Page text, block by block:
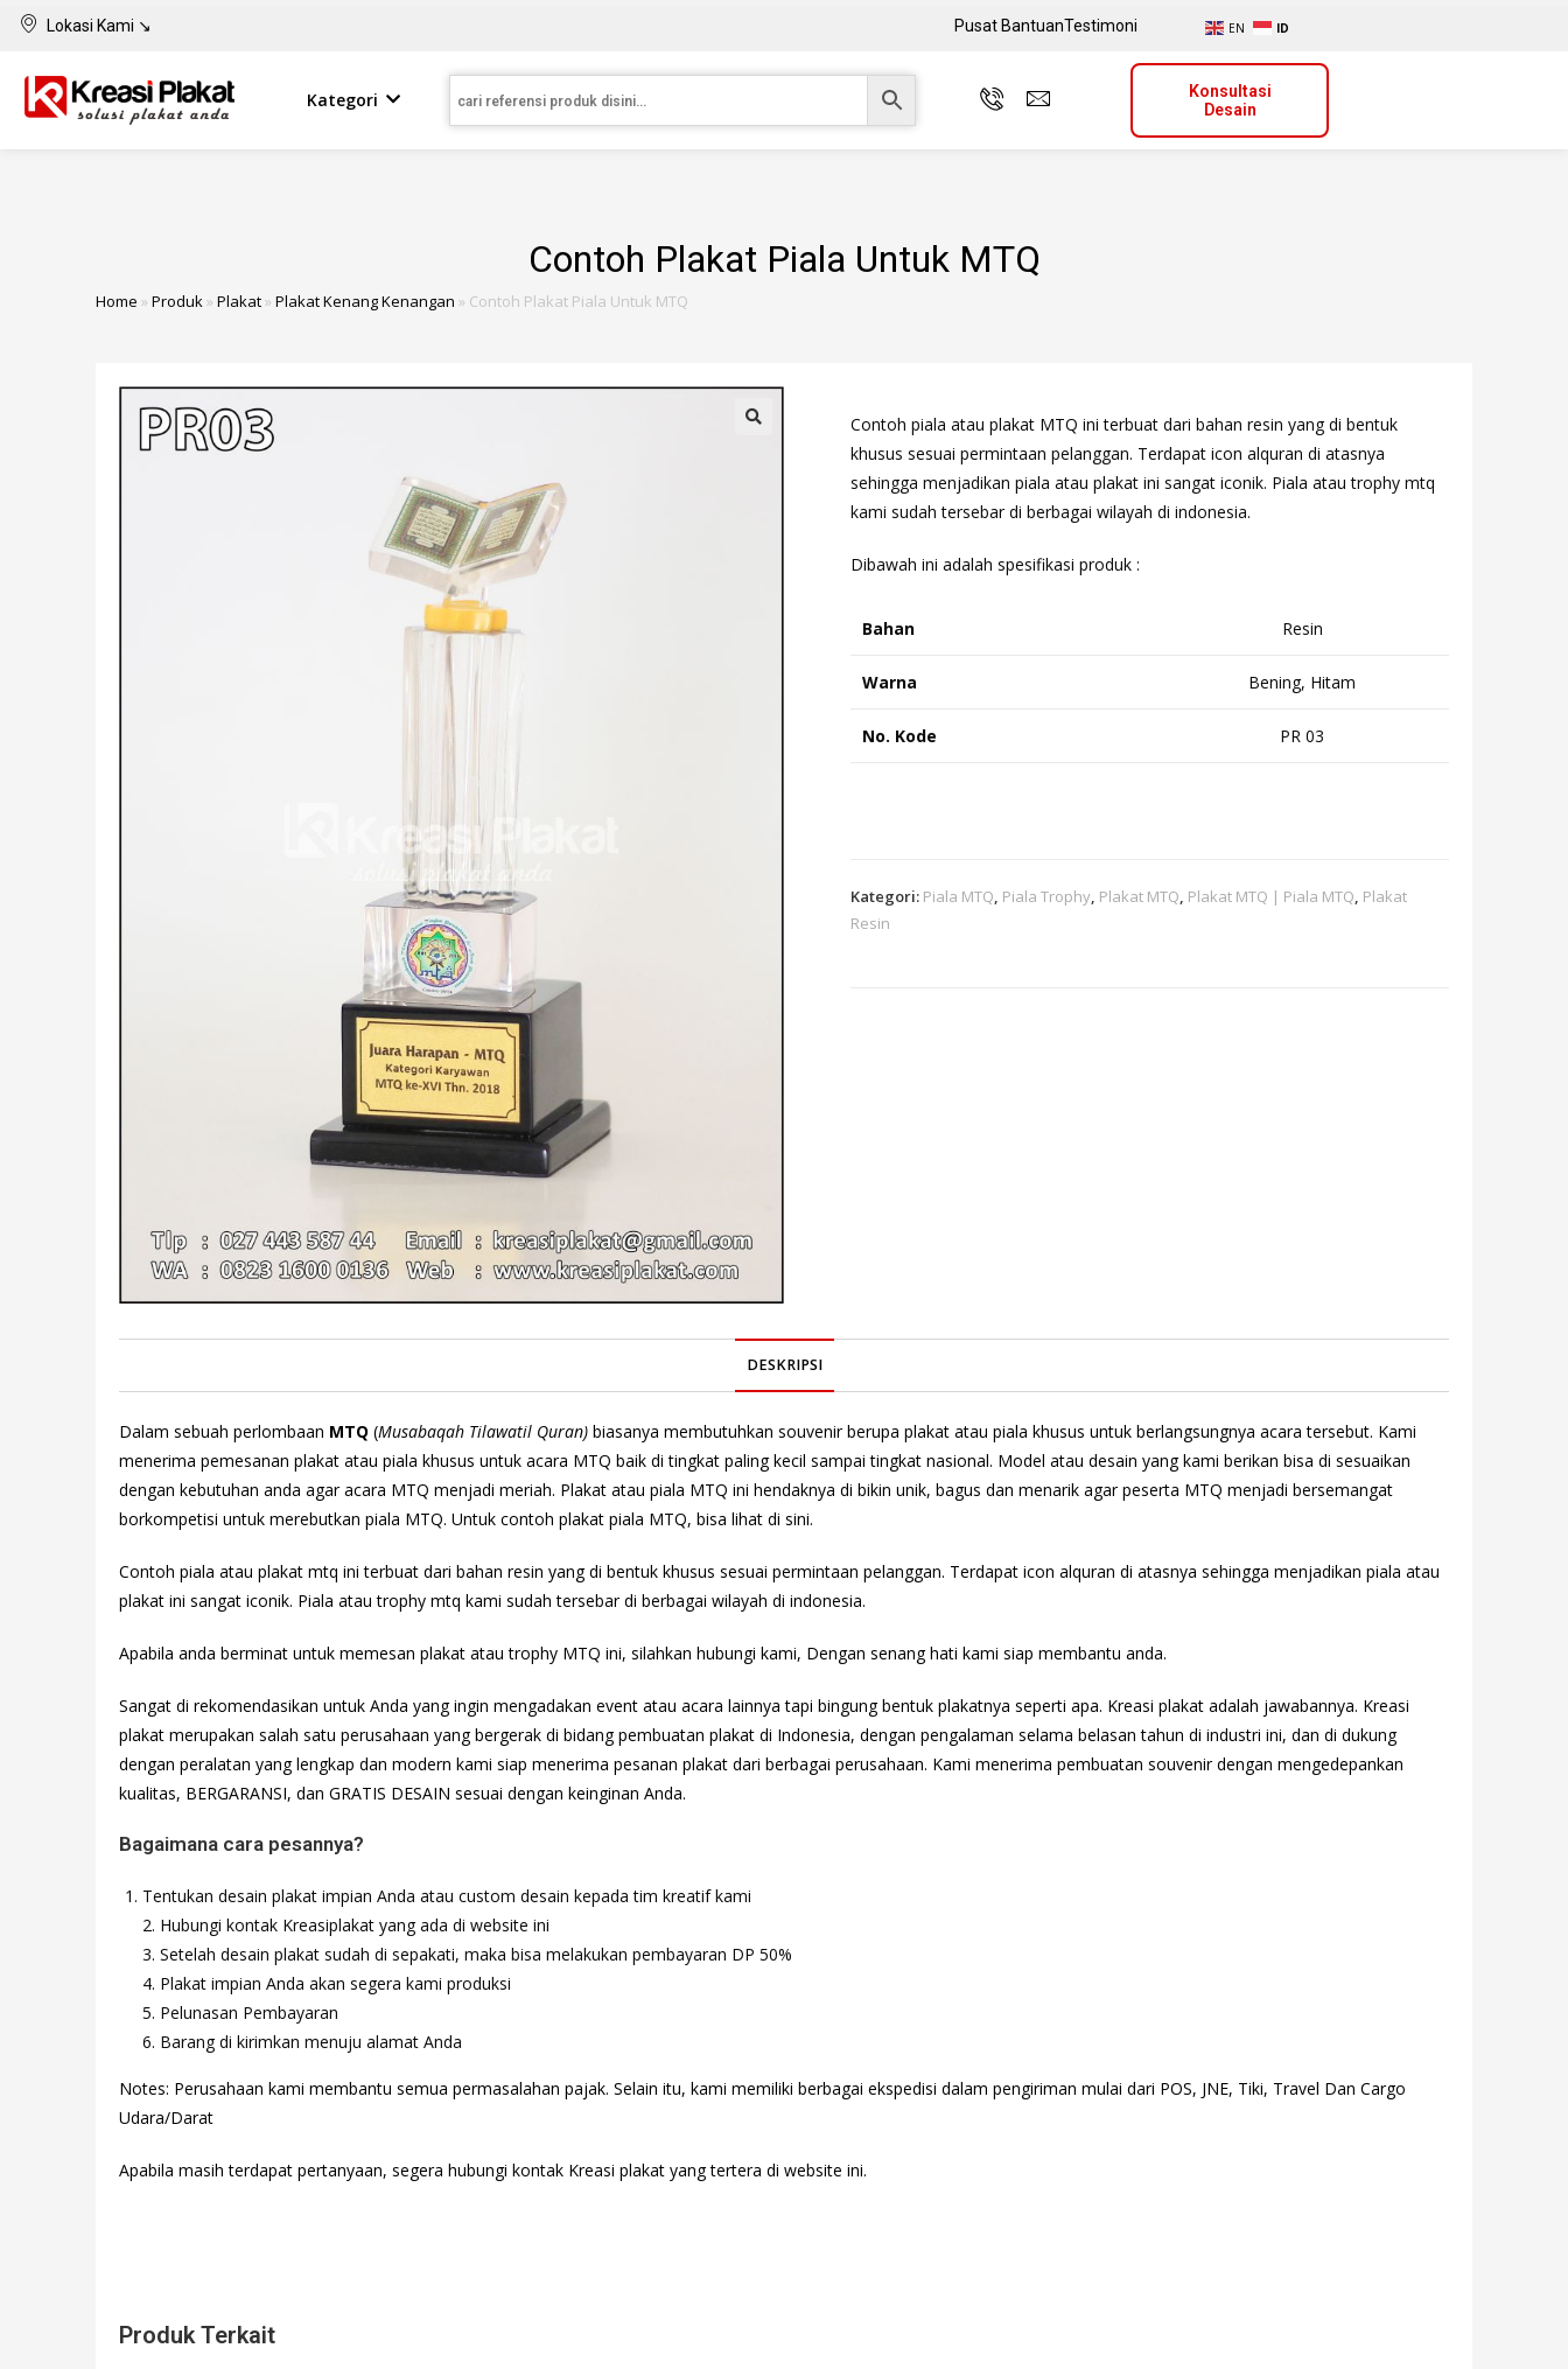
Lokasi Kami ↘ Pusat BantuanTestimoni EN ID
Kategori
Konsultasi
Desain
Contoh Plakat Piala Untuk MTQ
Home » Produk» Plakat» Plakat Kenang Kenangan » Contoh Plakat Piala Untuk MTQ
Contoh piala atau plakat MTQ ini terbuat dari bahan resin yang di bentuk
khusus sesuai permintaan pelanggan. Terdapat icon alquran di atasnya
sehingga menjadikan piala atau plakat ini sangat iconik. Piala atau trophy mtq
kami sudah tersebar di berbagai wilayah di indonesia.
Dibawah ini adalah spesifikasi produk :
Bahan Resin
Warna Bening, Hitam
No. Kode PR 03
Kategori: Piala MTQ, Piala Trophy, Plakat MTQ, Plakat MTQ | Piala MTQ, Plakat
Resin
DESKRIPSI
Dalam sebuah perlombaan MTQ (Musabaqah Tilawatil Quran) biasanya membutuhkan souvenir berupa plakat atau piala khusus untuk berlangsungnya acara tersebut. Kami
menerima pemesanan plakat atau piala khusus untuk acara MTQ baik di tingkat paling kecil sampai tingkat nasional. Model atau desain yang kami berikan bisa di sesuaikan
dengan kebutuhan anda agar acara MTQ menjadi meriah. Plakat atau piala MTQ ini hendaknya di bikin unik, bagus dan menarik agar peserta MTQ menjadi bersemangat
borkompetisi untuk merebutkan piala MTQ. Untuk contoh plakat piala MTQ, bisa lihat di sini.
Contoh piala atau plakat mtq ini terbuat dari bahan resin yang di bentuk khusus sesuai permintaan pelanggan. Terdapat icon alquran di atasnya sehingga menjadikan piala atau
plakat ini sangat iconik. Piala atau trophy mtq kami sudah tersebar di berbagai wilayah di indonesia.
Apabila anda berminat untuk memesan plakat atau trophy MTQ ini, silahkan hubungi kami, Dengan senang hati kami siap membantu anda.
Sangat di rekomendasikan untuk Anda yang ingin mengadakan event atau acara lainnya tapi bingung bentuk plakatnya seperti apa. Kreasi plakat adalah jawabannya. Kreasi
plakat merupakan salah satu perusahaan yang bergerak di bidang pembuatan plakat di Indonesia, dengan pengalaman selama belasan tahun di industri ini, dan di dukung
dengan peralatan yang lengkap dan modern kami siap menerima pesanan plakat dari berbagai perusahaan. Kami menerima pembuatan souvenir dengan mengedepankan
kualitas, BERGARANSI, dan GRATIS DESAIN sesuai dengan keinginan Anda.
Bagaimana cara pesannya?
Tentukan desain plakat impian Anda atau custom desain kepada tim kreatif kami
2. Hubungi kontak Kreasiplakat yang ada di website ini
3. Setelah desain plakat sudah di sepakati, maka bisa melakukan pembayaran DP 50%
4. Plakat impian Anda akan segera kami produksi
5. Pelunasan Pembayaran
6. Barang di kirimkan menuju alamat Anda
Notes: Perusahaan kami membantu semua permasalahan pajak. Selain itu, kami memiliki berbagai ekspedisi dalam pengiriman mulai dari POS, JNE, Tiki, Travel Dan Cargo
Udara/Darat
Apabila masih terdapat pertanyaan, segera hubungi kontak Kreasi plakat yang tertera di website ini.
Produk Terkait